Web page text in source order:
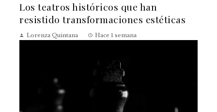
Los teatros históricos que han
resistido transformaciones estéticas
Lorenza Quintana Hace 1 semana